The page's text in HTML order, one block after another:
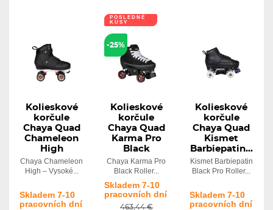
Kolieskové
korčule
Chaya Quad
Chameleon
High
Chaya Chameleon
High – Vysoké...
Skladem 7-10
pracovních dní
POSLEDNÉ
KUSY
-25%
Kolieskové
korčule
Chaya Quad
Karma Pro
Black
Chaya Karma Pro
Black Roller...
Skladem 7-10
pracovních dní
463,44 €
Kolieskové
korčule
Chaya Quad
Kismet
Barbiepatin...
Kismet Barbiepatin
Black Pro Roller...
Skladem 7-10
pracovních dní